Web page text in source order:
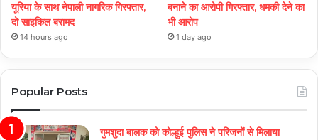
यूरिया के साथ नेपाली नागरिक गिरफ्तार,
दो साइकिल बरामद
14 hours ago
बनाने का आरोपी गिरफ्तार, धमकी देने का
भी आरोप
1 day ago
Popular Posts
गुमशुदा बालक को कोल्हुई पुलिस ने परिजनों से मिलाया